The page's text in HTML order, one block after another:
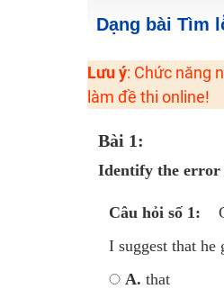
Học online lớp 2
Hot! Lễ hội đồng
Khuyến Mãi Khoá
Luyện thi vào lớp
Dạng bài Tìm
Lưu ý: Chức năng
làm đề thi online!
Bài 1:
Identify the error
Câu hỏi số 1:
I suggest that he
A. that